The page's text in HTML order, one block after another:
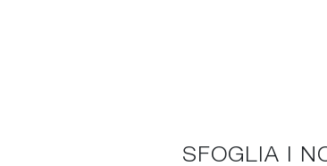
SFOGLIA I